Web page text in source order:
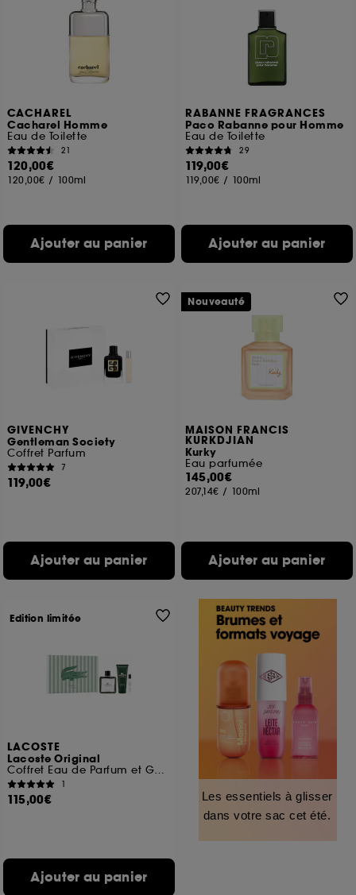
CACHAREL
Cacharel Homme
Eau de Toilette
21
120,00€
120,00€ / 100ml
Ajouter au panier
RABANNE FRAGRANCES
Paco Rabanne pour Homme
Eau de Toilette
29
119,00€
119,00€ / 100ml
Ajouter au panier
GIVENCHY
Gentleman Society
Coffret Parfum
7
119,00€
Ajouter au panier
MAISON FRANCIS
KURKDJIAN
Kurky
Eau parfumée
145,00€
207,14€ / 100ml
Ajouter au panier
Nouveauté
LACOSTE
Lacoste Original
Coffret Eau de Parfum et Gel Douche
1
115,00€
Ajouter au panier
Edition limitée
Les essentiels à glisser
dans votre sac cet été.